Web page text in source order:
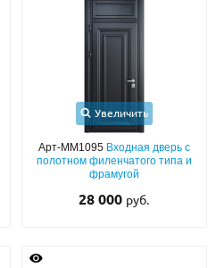
Увеличить
Арт-ММ1095 Входная дверь с
полотном филенчатого типа и
фрамугой
28 000 руб.